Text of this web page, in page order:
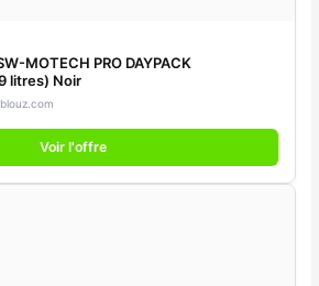
MOTECH PRO DAYPACK
litres) Noir
Voir l'offre